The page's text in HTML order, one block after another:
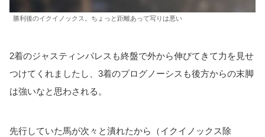
勝利後のイクイノックス。ちょっと距離あって写りは悪い
2着のジャスティンパレスも終盤で外から伸びてきて力を見せ
つけてくれましたし、3着のプログノーシスも後方からの末脚
は強いなと思わされる。
先行していた馬が次々と潰れたから（イクイノックス除